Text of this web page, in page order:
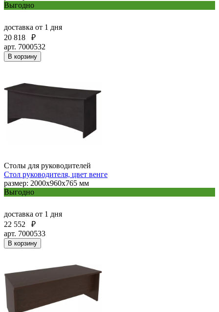
Выгодно
доставка от 1 дня
20 818
₽
арт. 7000532
В корзину
Столы для руководителей
Стол руководителя, цвет венге
размер: 2000х960х765 мм
Выгодно
доставка от 1 дня
22 552
₽
арт. 7000533
В корзину